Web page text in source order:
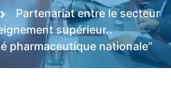
Partenariat entre le secteur
supérieur..
pharmaceutique nationale’’